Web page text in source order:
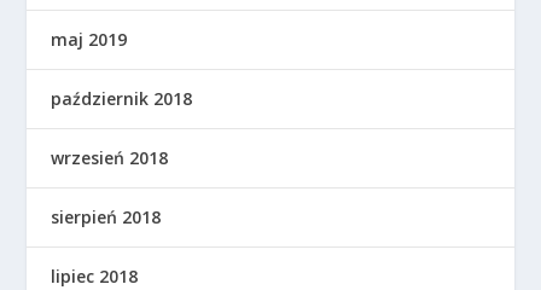
maj 2019
październik 2018
wrzesień 2018
sierpień 2018
lipiec 2018